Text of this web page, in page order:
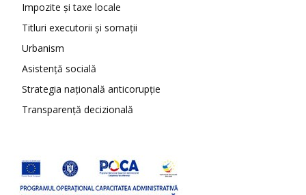
Impozite și taxe locale
Titluri executorii și somații
Urbanism
Asistență socială
Strategia națională anticorupție
Transparență decizională